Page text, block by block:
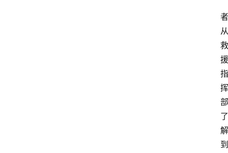
者
从
救
援
指
挥
部
了
解
到